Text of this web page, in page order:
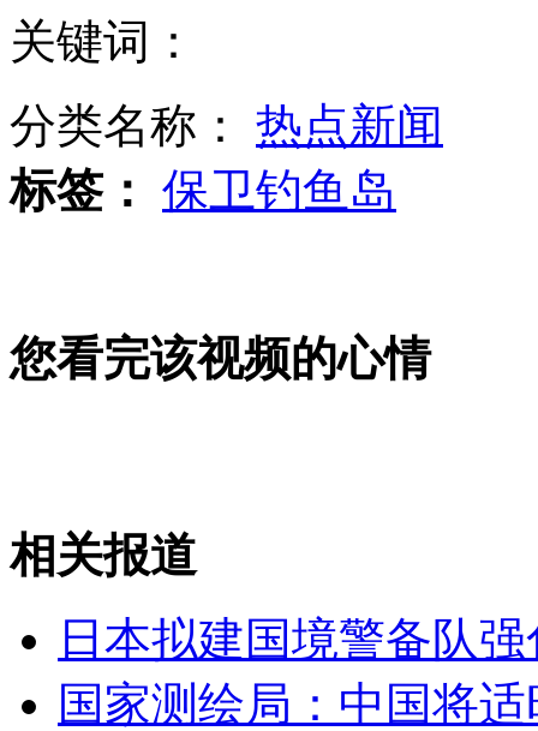
小货车突然调头撞上客车致7死11伤
拍客：女子头随头发卷入机器中
山西运城恶犬咬伤多人 警民合力深夜将其击毙
女孩北京地铁殴打老人 痛下狠手拳打脚踢
关键词：
分类名称： 热点新闻
标签： 保卫钓鱼岛
您看完该视频的心情
相关报道
日本拟建国境警备队
国家测绘局：中国将